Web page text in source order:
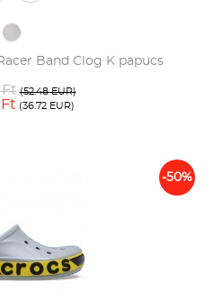
Band Clog K papucs
Ft (52.48 EUR)
(36.72 EUR)
-50%